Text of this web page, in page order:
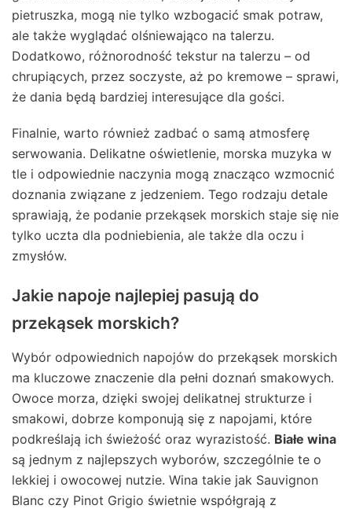
pietruszka, mogą nie tylko wzbogacić smak potraw,
ale także wyglądać olśniewająco na talerzu.
Dodatkowo, różnorodność tekstur na talerzu – od
chrupiących, przez soczyste, aż po kremowe – sprawi,
że dania będą bardziej interesujące dla gości.
Finalnie, warto również zadbać o samą atmosferę
serwowania. Delikatne oświetlenie, morska muzyka w
tle i odpowiednie naczynia mogą znacząco wzmocnić
doznania związane z jedzeniem. Tego rodzaju detale
sprawiają, że podanie przekąsek morskich staje się nie
tylko uczta dla podniebienia, ale także dla oczu i
zmysłów.
Jakie napoje najlepiej pasują do
przekąsek morskich?
Wybór odpowiednich napojów do przekąsek morskich
ma kluczowe znaczenie dla pełni doznań smakowych.
Owoce morza, dzięki swojej delikatnej strukturze i
smakowi, dobrze komponują się z napojami, które
podkreślają ich świeżość oraz wyrazistość. Białe wina
są jednym z najlepszych wyborów, szczególnie te o
lekkiej i owocowej nutzie. Wina takie jak Sauvignon
Blanc czy Pinot Grigio świetnie współgrają z